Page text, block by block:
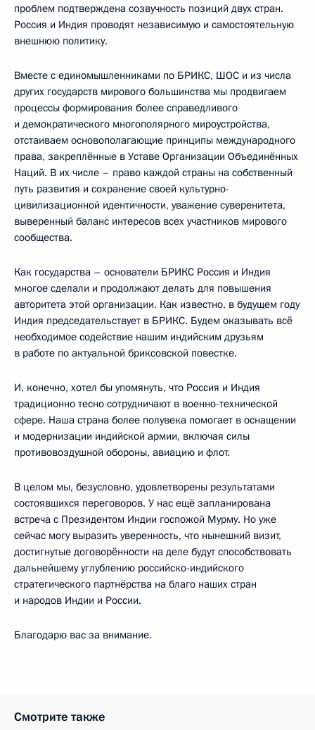
проблем подтверждена созвучность позиций двух стран.
Россия и Индия проводят независимую и самостоятельную
внешнюю политику.
Вместе с единомышленниками по БРИКС, ШОС и из числа
других государств мирового большинства мы продвигаем
процессы формирования более справедливого
и демократического многополярного мироустройства,
отстаиваем основополагающие принципы международного
права, закреплённые в Уставе Организации Объединённых
Наций. В их числе – право каждой страны на собственный
путь развития и сохранение своей культурно-
цивилизационной идентичности, уважение суверенитета,
выверенный баланс интересов всех участников мирового
сообщества.
Как государства – основатели БРИКС Россия и Индия
многое сделали и продолжают делать для повышения
авторитета этой организации. Как известно, в будущем году
Индия председательствует в БРИКС. Будем оказывать всё
необходимое содействие нашим индийским друзьям
в работе по актуальной бриксовской повестке.
И, конечно, хотел бы упомянуть, что Россия и Индия
традиционно тесно сотрудничают в военно-технической
сфере. Наша страна более полувека помогает в оснащении
и модернизации индийской армии, включая силы
противовоздушной обороны, авиацию и флот.
В целом мы, безусловно, удовлетворены результатами
состоявшихся переговоров. У нас ещё запланирована
встреча с Президентом Индии госпожой Мурму. Но уже
сейчас могу выразить уверенность, что нынешний визит,
достигнутые договорённости на деле будут способствовать
дальнейшему углублению российско-индийского
стратегического партнёрства на благо наших стран
и народов Индии и России.
Благодарю вас за внимание.
Смотрите также